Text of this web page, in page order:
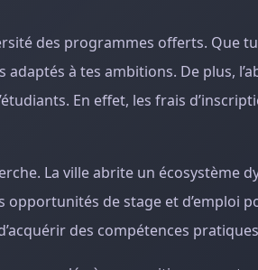
des programmes offerts. Que
à tes ambitions. De plus,
En effet, les frais
La ville abrite un écosystème
de stage et d’emploi
des compétences